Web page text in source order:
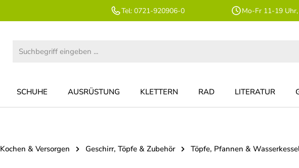
Tel: 0721-920906-0 Mo-Fr 11-19
SCHUHE AUSRÜSTUNG KLETTERN RAD LITERATUR
Kochen & Versorgen Geschirr, Töpfe & Zubehör Töpfe, Pfannen &